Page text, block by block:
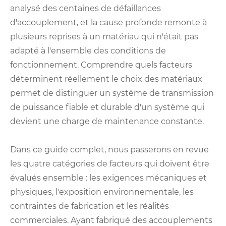
analysé des centaines de défaillances
d'accouplement, et la cause profonde remonte à
plusieurs reprises à un matériau qui n'était pas
adapté à l'ensemble des conditions de
fonctionnement. Comprendre quels facteurs
déterminent réellement le choix des matériaux
permet de distinguer un système de transmission
de puissance fiable et durable d'un système qui
devient une charge de maintenance constante.
Dans ce guide complet, nous passerons en revue
les quatre catégories de facteurs qui doivent être
évalués ensemble : les exigences mécaniques et
physiques, l'exposition environnementale, les
contraintes de fabrication et les réalités
commerciales. Ayant fabriqué des accouplements